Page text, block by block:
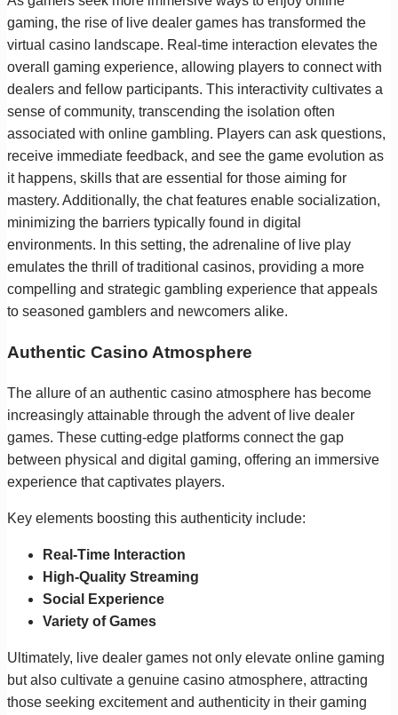
gaming, the rise of live dealer games has transformed the
virtual casino landscape. Real-time interaction elevates the
overall gaming experience, allowing players to connect with
dealers and fellow participants. This interactivity cultivates a
sense of community, transcending the isolation often
associated with online gambling. Players can ask questions,
receive immediate feedback, and see the game evolution as
it happens, skills that are essential for those aiming for
mastery. Additionally, the chat features enable socialization,
minimizing the barriers typically found in digital
environments. In this setting, the adrenaline of live play
emulates the thrill of traditional casinos, providing a more
compelling and strategic gambling experience that appeals
to seasoned gamblers and newcomers alike.
Authentic Casino Atmosphere
The allure of an authentic casino atmosphere has become
increasingly attainable through the advent of live dealer
games. These cutting-edge platforms connect the gap
between physical and digital gaming, offering an immersive
experience that captivates players.
Key elements boosting this authenticity include:
Real-Time Interaction
High-Quality Streaming
Social Experience
Variety of Games
Ultimately, live dealer games not only elevate online gaming
but also cultivate a genuine casino atmosphere, attracting
those seeking excitement and authenticity in their gaming